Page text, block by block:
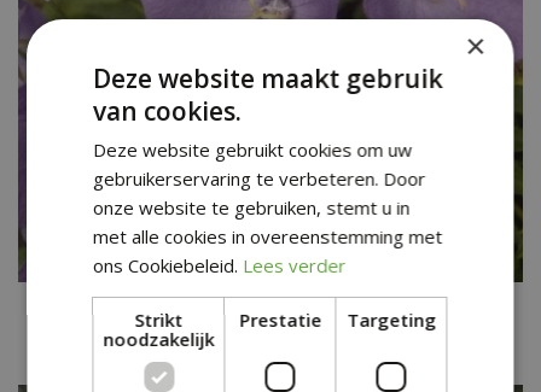
Campanula carpatica 'Karpatenkrone'
×
Deze website maakt gebruik
van cookies.
Deze website gebruikt cookies om uw
gebruikerservaring te verbeteren. Door
onze website te gebruiken, stemt u in
met alle cookies in overeenstemming met
ons Cookiebeleid. Lees verder
Strikt
noodzakelijk
Prestatie Targeting